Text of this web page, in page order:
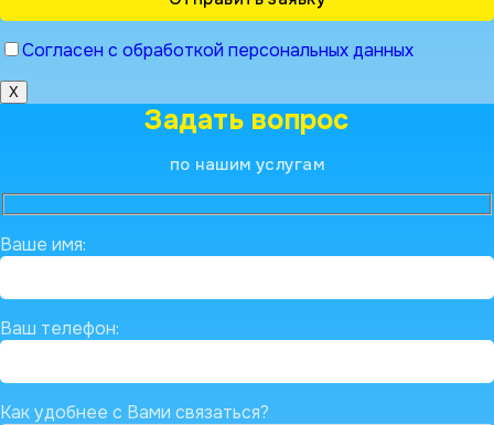
Согласен с обработкой персональных данных
X
Задать вопрос
по нашим услугам
Ваше имя:
Ваш телефон:
Как удобнее с Вами связаться?